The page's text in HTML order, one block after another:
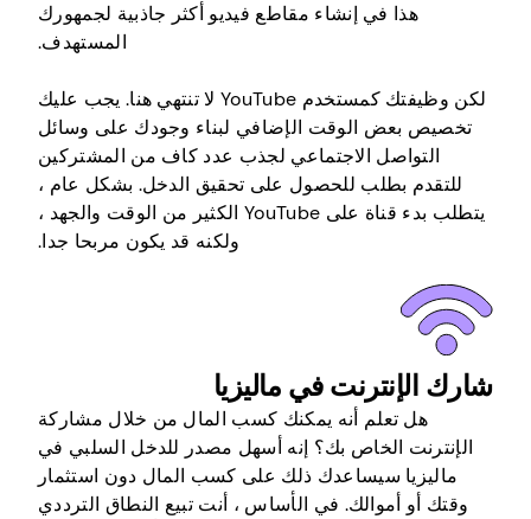
هذا في إنشاء مقاطع فيديو أكثر جاذبية لجمهورك
المستهدف.
لكن وظيفتك كمستخدم YouTube لا تنتهي هنا. يجب عليك
تخصيص بعض الوقت الإضافي لبناء وجودك على وسائل
التواصل الاجتماعي لجذب عدد كاف من المشتركين
للتقدم بطلب للحصول على تحقيق الدخل. بشكل عام ،
يتطلب بدء قناة على YouTube الكثير من الوقت والجهد ،
ولكنه قد يكون مربحا جدا.
شارك الإنترنت في ماليزيا
هل تعلم أنه يمكنك كسب المال من خلال مشاركة
الإنترنت الخاص بك؟ إنه أسهل مصدر للدخل السلبي في
ماليزيا سيساعدك ذلك على كسب المال دون استثمار
وقتك أو أموالك. في الأساس ، أنت تبيع النطاق الترددي